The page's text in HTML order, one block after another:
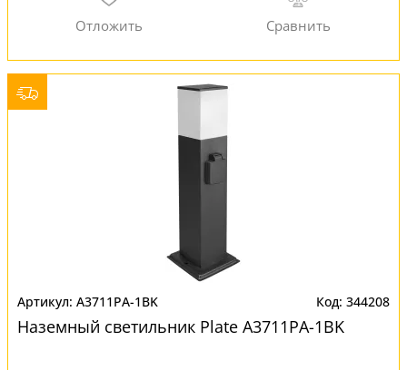
A3711PA-1BK 344208
Наземный светильник Plate A3711PA-1BK